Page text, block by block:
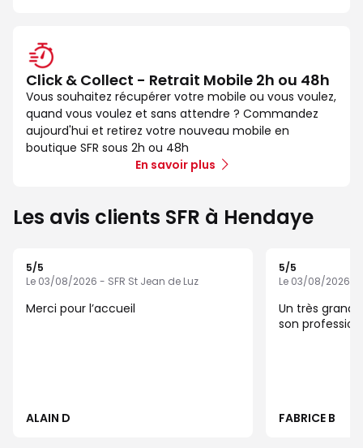
Click & Collect - Retrait Mobile 2h ou 48h
Vous souhaitez récupérer votre mobile ou vous voulez,
quand vous voulez et sans attendre ? Commandez
aujourd'hui et retirez votre nouveau mobile en
boutique SFR sous 2h ou 48h
En savoir plus
Les avis clients SFR à Hendaye
5/5
Le 03/08/2026 - SFR St Jean de Luz
Merci pour l’accueil
ALAIN D
5/5
Le 03/08/2026 -
Un très grand
son
FABRICE B